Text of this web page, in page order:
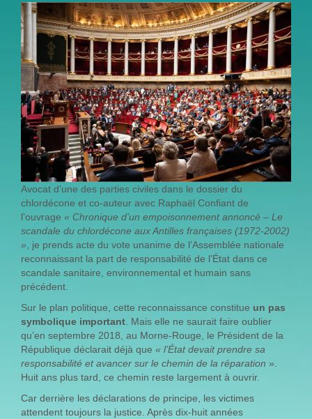
Avocat d’une des parties civiles dans le dossier du
chlordécone et co-auteur avec Raphaël Confiant de
l’ouvrage « Chronique d’un empoisonnement annoncé – Le
scandale du chlordécone aux Antilles françaises (1972-2002)
», je prends acte du vote unanime de l’Assemblée nationale
reconnaissant la part de responsabilité de l’État dans ce
scandale sanitaire, environnemental et humain sans
précédent.
Sur le plan politique, cette reconnaissance constitue un pas
symbolique important. Mais elle ne saurait faire oublier
qu’en septembre 2018, au Morne-Rouge, le Président de la
République déclarait déjà que « l’État devait prendre sa
responsabilité et avancer sur le chemin de la réparation ».
Huit ans plus tard, ce chemin reste largement à ouvrir.
Car derrière les déclarations de principe, les victimes
attendent toujours la justice. Après dix-huit années